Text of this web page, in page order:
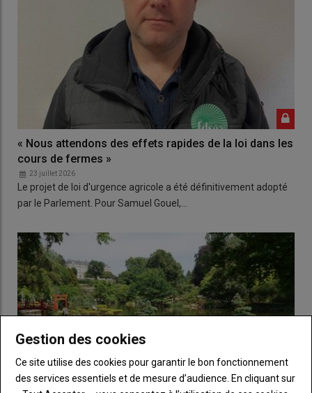
« Nous attendons des effets rapides de la loi dans les
cours de fermes »
23 juillet 2026
Le projet de loi d'urgence agricole a été définitivement adopté
par le Parlement. Pour Samuel Gouel,…
Gestion des cookies
Ce site utilise des cookies pour garantir le bon fonctionnement
des services essentiels et de mesure d’audience. En cliquant sur